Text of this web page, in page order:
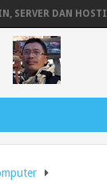
DAN HOSTING